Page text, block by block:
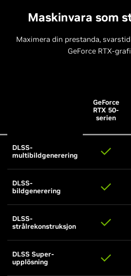
Maskinvara som
Maximera din prestanda,
GeForce RTX-
GeForce
RTX 50-
serien
DLSS-
multibildgenerering
DLSS-
bildgenerering
DLSS-
strålrekonstruksjon
DLSS Super-
upplösning